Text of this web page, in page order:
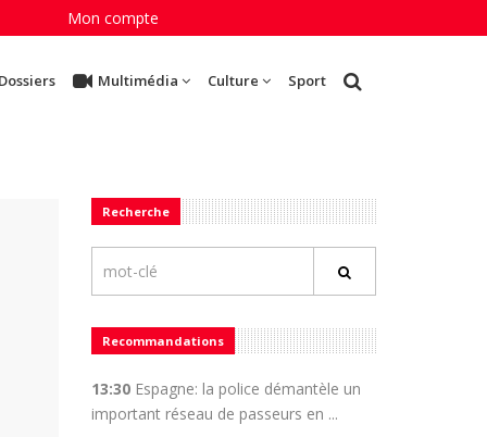
Mon compte
Multimédia Culture Sport
Recherche
Recommandations
13:30Espagne: la police démantèle un
important réseau de passeurs en ...